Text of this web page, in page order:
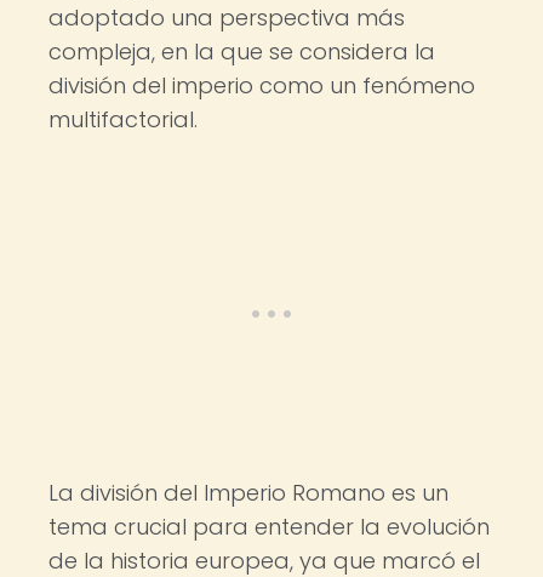
adoptado una perspectiva más
compleja, en la que se considera la
división del imperio como un fenómeno
multifactorial.
La división del Imperio Romano es un
tema crucial para entender la evolución
de la historia europea, ya que marcó el